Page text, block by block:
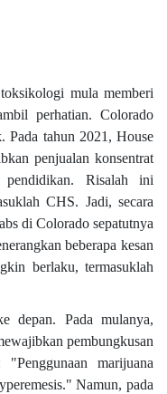
mula memberi
perhatian. Colorado
Pada tahun 2021, House
penjualan konsentrat
pendidikan. Risalah ini
CHS. Jadi, secara
di Colorado sepatutnya
beberapa kesan
berlaku, termasuklah
depan. Pada mulanya,
pembungkusan
marijuana
Namun, pada